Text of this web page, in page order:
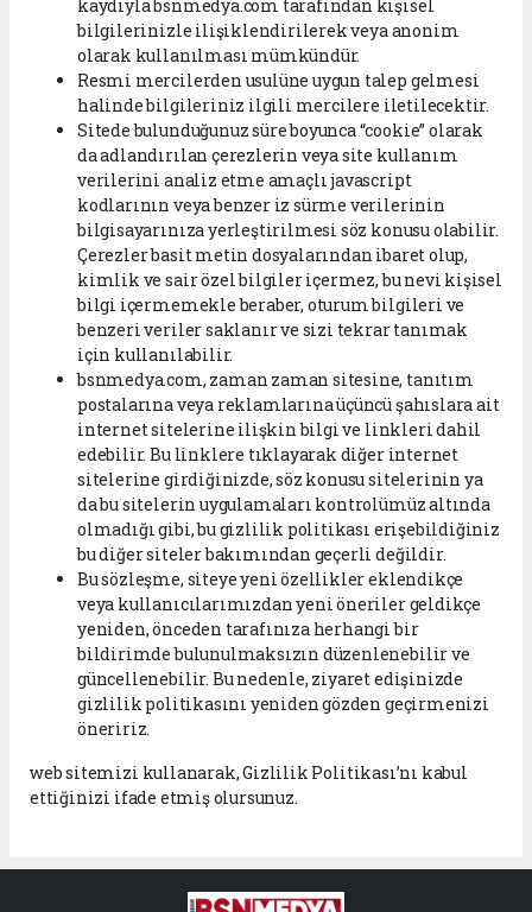
kaydıyla bsnmedya.com tarafından kişisel
bilgilerinizle ilişiklendirilerek veya anonim
olarak kullanılması mümkündür.
Resmi mercilerden usulüne uygun talep gelmesi
halinde bilgileriniz ilgili mercilere iletilecektir.
Sitede bulunduğunuz süre boyunca “cookie” olarak
da adlandırılan çerezlerin veya site kullanım
verilerini analiz etme amaçlı javascript
kodlarının veya benzer iz sürme verilerinin
bilgisayarınıza yerleştirilmesi söz konusu olabilir.
Çerezler basit metin dosyalarından ibaret olup,
kimlik ve sair özel bilgiler içermez, bu nevi kişisel
bilgi içermemekle beraber, oturum bilgileri ve
benzeri veriler saklanır ve sizi tekrar tanımak
için kullanılabilir.
bsnmedya.com, zaman zaman sitesine, tanıtım
postalarına veya reklamlarına üçüncü şahıslara ait
internet sitelerine ilişkin bilgi ve linkleri dahil
edebilir. Bu linklere tıklayarak diğer internet
sitelerine girdiğinizde, söz konusu sitelerinin ya
da bu sitelerin uygulamaları kontrolümüz altında
olmadığı gibi, bu gizlilik politikası erişebildiğiniz
bu diğer siteler bakımından geçerli değildir.
Bu sözleşme, siteye yeni özellikler eklendikçe
veya kullanıcılarımızdan yeni öneriler geldikçe
yeniden, önceden tarafınıza herhangi bir
bildirimde bulunulmaksızın düzenlenebilir ve
güncellenebilir. Bu nedenle, ziyaret edişinizde
gizlilik politikasını yeniden gözden geçirmenizi
öneririz.
web sitemizi kullanarak, Gizlilik Politikası’nı kabul
ettiğinizi ifade etmiş olursunuz.